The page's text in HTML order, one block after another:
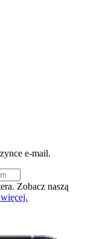
e-mail.
Zobacz naszą